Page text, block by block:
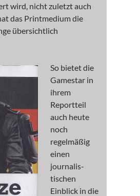
wird, nicht zuletzt auch
das Printmedium die
übersichtlich
So bietet die
Gamestar in
ihrem
Reportteil
auch heute
noch
regelmäßig
einen
journalis-
tischen
Einblick in die